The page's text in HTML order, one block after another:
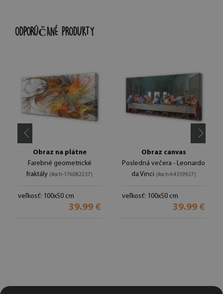
ODPORÚČANÉ PRODUKTY
Obraz na plátne
Farebné geometrické
fraktály (#och-176082237)
veľkosť: 100x50 cm
39.99 €
Obraz canvas
Posledná večera - Leonardo
da Vinci (#och-64359927)
veľkosť: 100x50 cm
39.99 €